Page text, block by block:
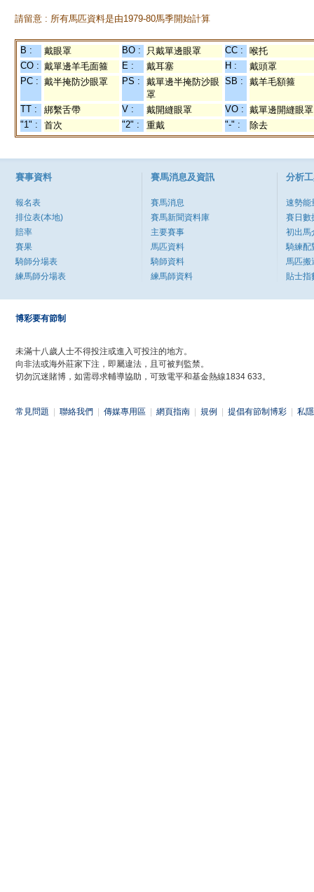
請留意 : 所有馬匹資料是由1979-80馬季開始計算
B : 戴眼罩 BO : 只戴單邊眼罩 CC :
喉托
CO : 戴單邊羊毛面箍 E : 戴耳塞 H :
戴頭罩
PC : 戴半掩防沙眼罩 PS :
戴單邊半掩防沙眼
罩
SB : 戴羊毛額箍
TT : 綁繫舌帶 V : 戴開縫眼罩 VO : 戴單邊開縫眼罩
"1" :
首次 "2" : 重戴 "-" : 除去
賽事資料
報名表
排位表(本地)
賠率
賽果
騎師分場表
練馬師分場表
賽馬消息及資訊
賽馬消息
賽馬新聞資料庫
主要賽事
馬匹資料
騎師資料
練馬師資料
分析
速勢能
賽日數
初出馬
騎練配
馬匹搬
貼士指
博彩要有節制
未滿十八歲人士不得投注或進入可投注的地方。
向非法或海外莊家下注，即屬違法，且可被判監禁。
切勿沉迷賭博，如需尋求輔導協助，可致電平和基金熱線1834 633。
常見問題 聯絡我們 傳媒專用區 網頁指南 規例 提倡有節制博彩 私